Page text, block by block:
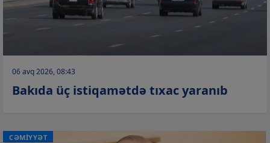
06 avq 2026, 08:43
Bakıda üç istiqamətdə tıxac yaranıb
CƏMİYYƏT